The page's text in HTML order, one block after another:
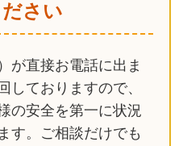
さい
が直接お電話に出ま
しておりますので、
の安全を第一に状況
す。ご相談だけでも